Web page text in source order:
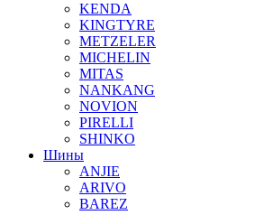
KENDA
KINGTYRE
METZELER
MICHELIN
MITAS
NANKANG
NOVION
PIRELLI
SHINKO
Шины
ANJIE
ARIVO
BAREZ